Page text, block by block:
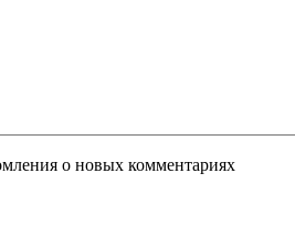
о новых комментариях